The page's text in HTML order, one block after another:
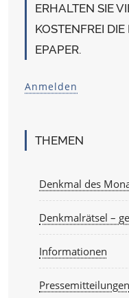
ERHALTEN SIE
KOSTENFREI
EPAPER.
Anmelden
THEMEN
Denkmal des
Denkmalrätsel –
Informationen
Pressemitteilungen